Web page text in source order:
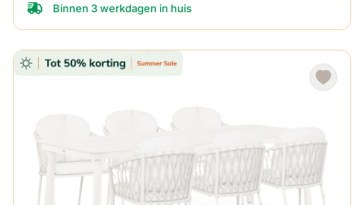
Binnen 3 werkdagen in huis